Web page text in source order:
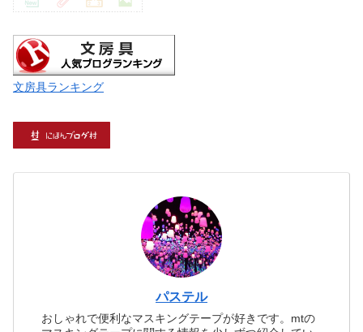
文房具ランキング
パステル
おしゃれで便利なマスキングテープが好きです。mtの